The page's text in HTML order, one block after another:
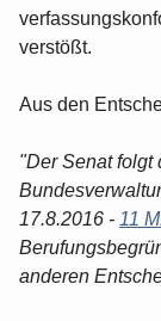
verstößt.
Aus den
"Der Senat folgt
17.8.2016 - 11
anderen